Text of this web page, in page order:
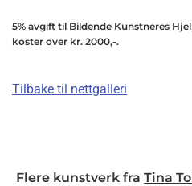
5% avgift til Bildende Kunstneres
koster over kr. 2000,-.
Tilbake til nettgalleri
Flere kunstverk fra Tina